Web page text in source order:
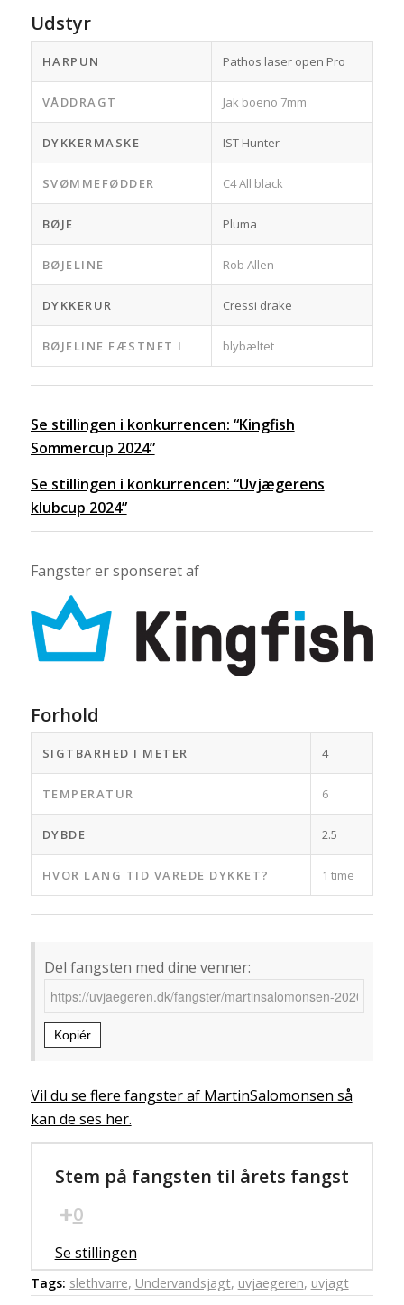
Udstyr
HARPUN Pathos laser open Pro
VÅDDRAGT Jak boeno 7mm
DYKKERMASKE IST Hunter
SVØMMEFØDDER C4 All black
BØJE Pluma
BØJELINE Rob Allen
DYKKERUR Cressi drake
BØJELINE FÆSTNET I blybæltet
Se stillingen i konkurrencen: “Kingfish
Sommercup 2024”
Se stillingen i konkurrencen: “Uvjægerens
klubcup 2024”
Fangster er sponseret af
Forhold
SIGTBARHED I METER 4
TEMPERATUR 6
DYBDE 2.5
HVOR LANG TID VAREDE DYKKET? 1 time
Del fangsten med dine venner:
Kopiér
Vil du se flere fangster af MartinSalomonsen så
kan de ses her.
Stem på fangsten til årets fangst
0
Se stillingen
Tags: slethvarre, Undervandsjagt, uvjaegeren, uvjagt